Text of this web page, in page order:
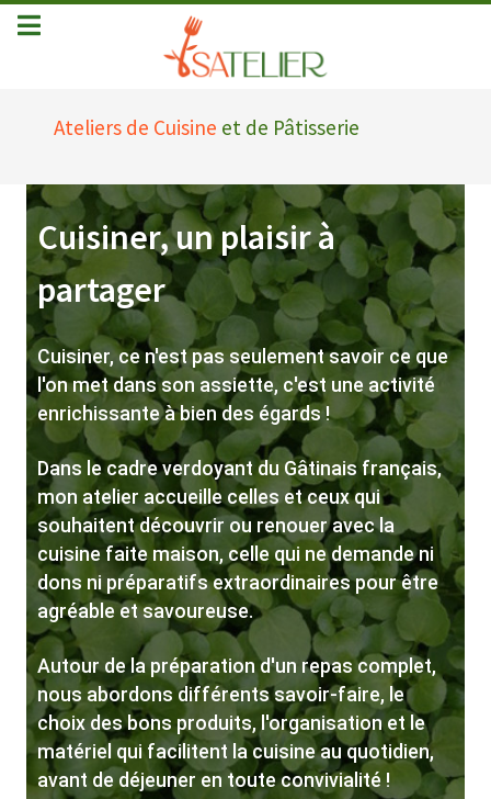
Ateliers de Cuisine et de Pâtisserie
Cuisiner, un plaisir à
partager
Cuisiner, ce n'est pas seulement savoir ce que
l'on met dans son assiette, c'est une activité
enrichissante à bien des égards !
Dans le cadre verdoyant du Gâtinais français,
mon atelier accueille celles et ceux qui
souhaitent découvrir ou renouer avec la
cuisine faite maison, celle qui ne demande ni
dons ni préparatifs extraordinaires pour être
agréable et savoureuse.
Autour de la préparation d'un repas complet,
nous abordons différents savoir-faire, le
choix des bons produits, l'organisation et le
matériel qui facilitent la cuisine au quotidien,
avant de déjeuner en toute convivialité !